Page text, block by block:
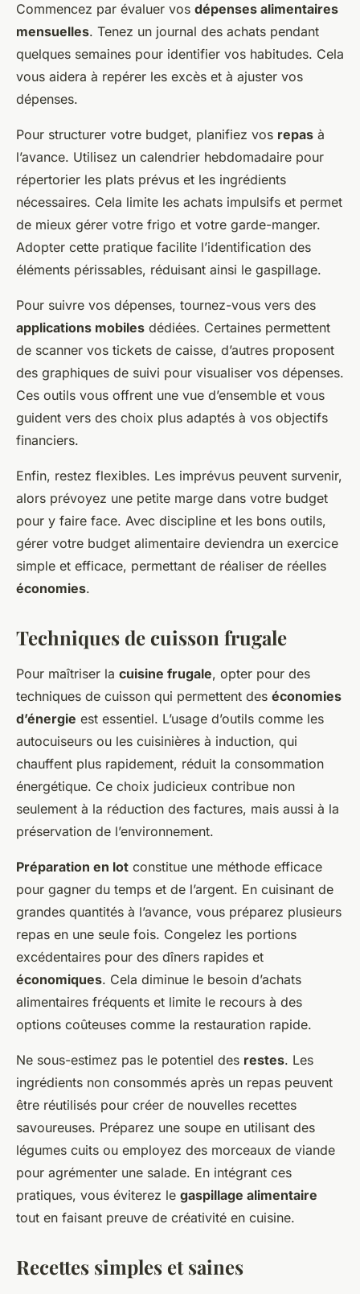
Commencez par évaluer vos dépenses alimentaires
mensuelles. Tenez un journal des achats pendant
quelques semaines pour identifier vos habitudes. Cela
vous aidera à repérer les excès et à ajuster vos
dépenses.
Pour structurer votre budget, planifiez vos repas à
l’avance. Utilisez un calendrier hebdomadaire pour
répertorier les plats prévus et les ingrédients
nécessaires. Cela limite les achats impulsifs et permet
de mieux gérer votre frigo et votre garde-manger.
Adopter cette pratique facilite l’identification des
éléments périssables, réduisant ainsi le gaspillage.
Pour suivre vos dépenses, tournez-vous vers des
applications mobiles dédiées. Certaines permettent
de scanner vos tickets de caisse, d’autres proposent
des graphiques de suivi pour visualiser vos dépenses.
Ces outils vous offrent une vue d’ensemble et vous
guident vers des choix plus adaptés à vos objectifs
financiers.
Enfin, restez flexibles. Les imprévus peuvent survenir,
alors prévoyez une petite marge dans votre budget
pour y faire face. Avec discipline et les bons outils,
gérer votre budget alimentaire deviendra un exercice
simple et efficace, permettant de réaliser de réelles
économies.
Techniques de cuisson frugale
Pour maîtriser la cuisine frugale, opter pour des
techniques de cuisson qui permettent des économies
d’énergie est essentiel. L’usage d’outils comme les
autocuiseurs ou les cuisinières à induction, qui
chauffent plus rapidement, réduit la consommation
énergétique. Ce choix judicieux contribue non
seulement à la réduction des factures, mais aussi à la
préservation de l’environnement.
Préparation en lot constitue une méthode efficace
pour gagner du temps et de l’argent. En cuisinant de
grandes quantités à l’avance, vous préparez plusieurs
repas en une seule fois. Congelez les portions
excédentaires pour des dîners rapides et
économiques. Cela diminue le besoin d’achats
alimentaires fréquents et limite le recours à des
options coûteuses comme la restauration rapide.
Ne sous-estimez pas le potentiel des restes. Les
ingrédients non consommés après un repas peuvent
être réutilisés pour créer de nouvelles recettes
savoureuses. Préparez une soupe en utilisant des
légumes cuits ou employez des morceaux de viande
pour agrémenter une salade. En intégrant ces
pratiques, vous éviterez le gaspillage alimentaire
tout en faisant preuve de créativité en cuisine.
Recettes simples et saines